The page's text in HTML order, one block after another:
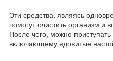
Эти средства, являясь
помогут очистить организм и
После чего, можно
включающему ядовитые